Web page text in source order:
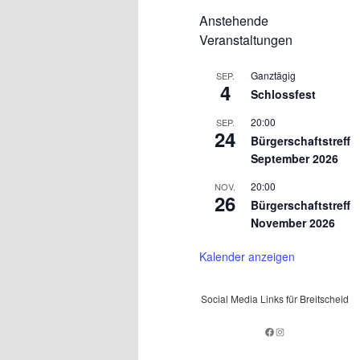
Anstehende
Veranstaltungen
SEP.
4
Ganztägig
Schlossfest
SEP.
24
20:00
Bürgerschaftstreff
September 2026
NOV.
26
20:00
Bürgerschaftstreff
November 2026
Kalender anzeigen
Social Media Links für Breitscheid
Facebook
Instagram